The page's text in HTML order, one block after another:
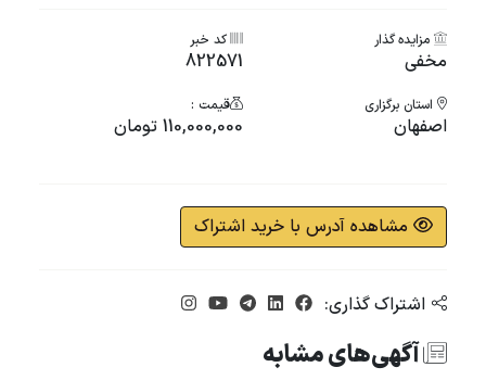
مزایده گذار
مخفی
کد خبر
822571
استان برگزاری
اصفهان
قیمت :
110,000,000 تومان
مشاهده آدرس با خرید اشتراک
اشتراک گذاری:
آگهی‌های مشابه